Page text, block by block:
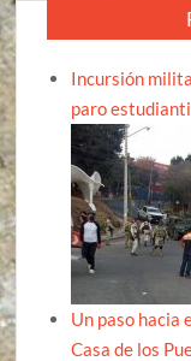
Incursión
paro
Un paso hacia
Casa de los